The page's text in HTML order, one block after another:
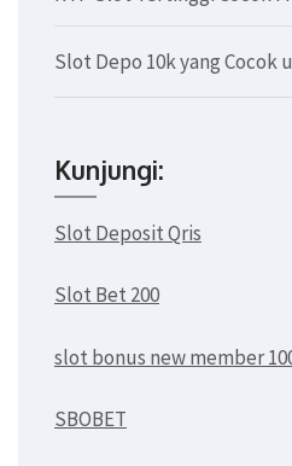
Slot Depo 10k yang Cocok
Kunjungi:
Slot Deposit Qris
Slot Bet 200
slot bonus new member
SBOBET